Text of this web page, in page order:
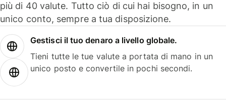
più di 40 valute. Tutto ciò di cui hai bisogno, in un
unico conto, sempre a tua disposizione.
Gestisci il tuo denaro a livello globale.
Tieni tutte le tue valute a portata di mano in un
unico posto e convertile in pochi secondi.